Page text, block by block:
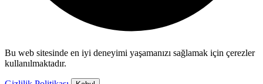
Bu web sitesinde en iyi deneyimi yaşamanızı sağlamak için çerezler
kullanılmaktadır.